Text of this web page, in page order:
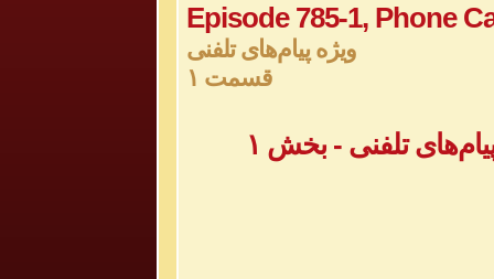
Episode 785-1, Phone
ویژه پیام‌های تلفنی
قسمت ۱